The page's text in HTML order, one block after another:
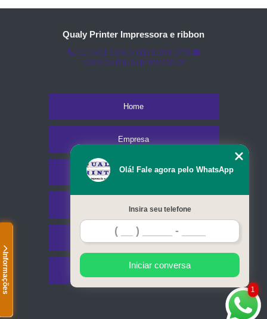
Informações
Qualy Printer Impressora e ribbon
(11) 3451-3366
(11) 91098-5778
comercial@qualyprinter.com.br
Home
Empresa
Missão
Serviços
Contato
Mapa do site
1
Olá! Fale agora pelo WhatsApp
Insira seu telefone
Iniciar conversa